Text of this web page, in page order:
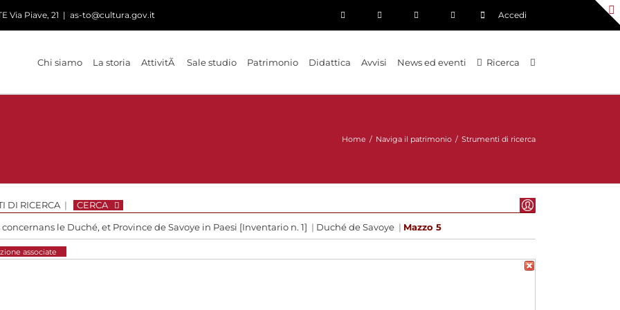
Via Piave, 21 | as-to@cultura.gov.it Accedi
Chi siamo La storia AttivitÃ Sale studio Patrimonio Didattica Avvisi News ed eventi Ricerca
Home / Naviga il patrimonio / Strumenti di ricerca
DI RICERCA | CERCA
le Duché, et Province de Savoye in Paesi [Inventario n. 1] | Duché de Savoye | Mazzo 5
associate